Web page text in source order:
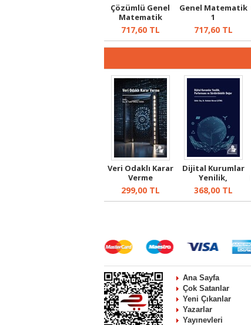
Çözümlü Genel
Matematik
Problemleri 2
717,60TL
Genel Matematik
1
717,60TL
Veri Odaklı Karar
Verme
299,00TL
Dijital Kurumlar
Yenilik,
Performans ve ...
368,00TL
Ana Sayfa
Çok Satanlar
Yeni Çıkanlar
Yazarlar
Yayınevleri